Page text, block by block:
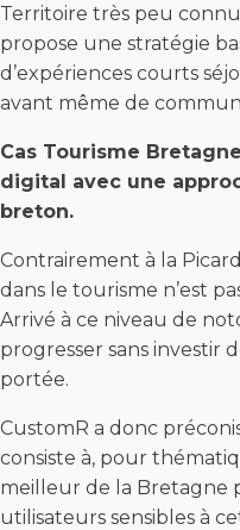
Territoire très peu
propose une stratégie
d’expériences courts
avant même de
Cas Tourisme
digital avec une
breton.
Contrairement à la
dans le tourisme n’est
Arrivé à ce niveau de
progresser sans investir
portée.
CustomR a donc
consiste à, pour
meilleur de la Bretagne
utilisateurs sensibles à